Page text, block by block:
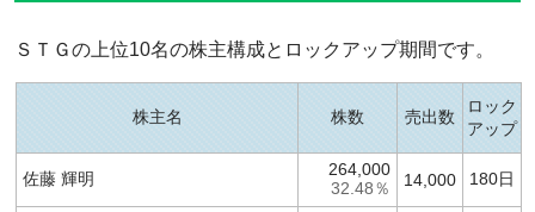
ＳＴＧの上位10名の株主構成とロックアップ期間です。
株主名 株数 売出数
ロック
アップ
佐藤 輝明 264,000
32.48％ 14,000 180日